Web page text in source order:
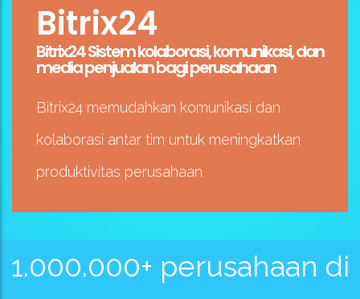
Bitrix24
Bitrix24 Sistem kolaborasi, komunikasi, dan
media penjualan bagi perusahaan
Bitrix24 memudahkan komunikasi dan
kolaborasi antar tim untuk meningkatkan
produktivitas perusahaan
1.000.000+ perusahaan di